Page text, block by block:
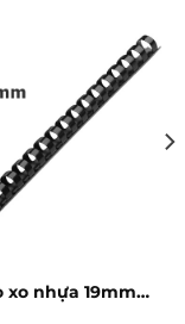
xo nhựa 19mm –